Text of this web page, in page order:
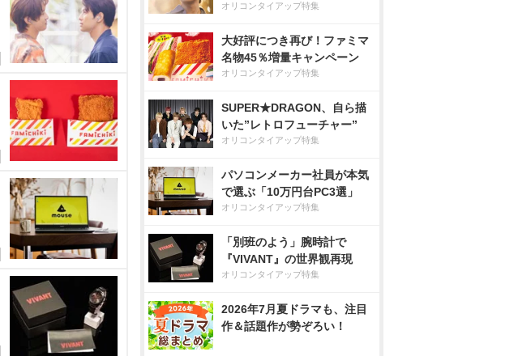
オリコンタイアップ特集
大好評につき再び！ファミマ
名物45％増量キャンペーン
オリコンタイアップ特集
SUPER★DRAGON、自ら描
いた”レトロフューチャー”
オリコンタイアップ特集
パソコンメーカー社員が本気
で選ぶ「10万円台PC3選」
オリコンタイアップ特集
「別班のよう」腕時計で
『VIVANT』の世界観再現
オリコンタイアップ特集
2026年7月夏ドラマも、注目
作＆話題作が勢ぞろい！